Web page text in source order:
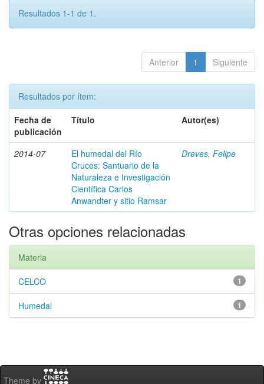
Resultados 1-1 de 1.
Anterior 1 Siguiente
Resultados por ítem:
Fecha de
publicación
Título Autor(es)
2014-07
El humedal del Río
Cruces: Santuario de la
Naturaleza e Investigación
Científica Carlos
Anwandter y sitio Ramsar
Dreves, Felipe
Otras opciones relacionadas
Materia
1
CELCO
1
Humedal
Theme by